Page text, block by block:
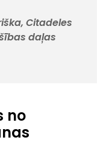
Citadeles
daļas
no